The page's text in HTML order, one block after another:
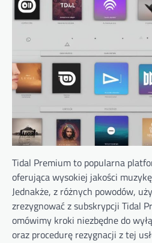
Tidal Premium to popularna
oferująca wysokiej jakości
Jednakże, z różnych powodów,
zrezygnować z subskrypcji Tidal
omówimy kroki niezbędne do
oraz procedurę rezygnacji z tej